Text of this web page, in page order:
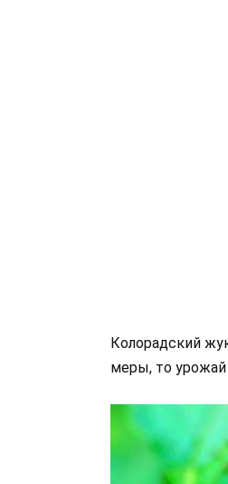
Колорадский
меры, то урожай